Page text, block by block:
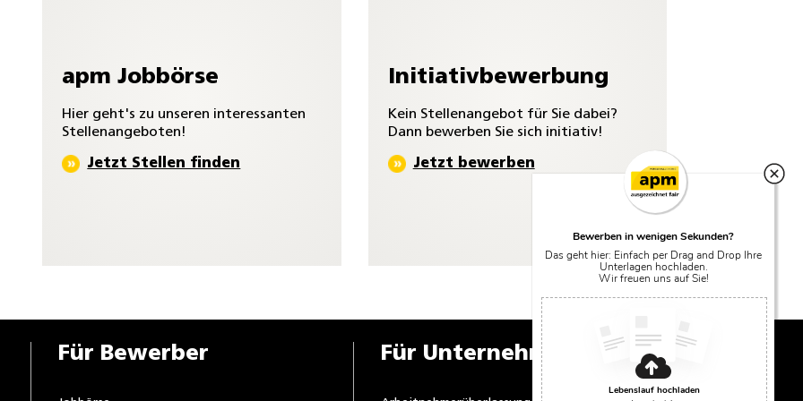
apm Jobbörse
Hier geht's zu unseren interessanten
Stellenangeboten!
Jetzt Stellen finden
Initiativbewerbung
Kein Stellenangebot für Sie dabei?
Dann bewerben Sie sich initiativ!
Jetzt bewerben
Für Bewerber Für Unternehmen
Bewerben in wenigen Sekunden?
Das geht hier: Einfach per Drag and Drop Ihre
Unterlagen hochladen.
Wir freuen uns auf Sie!
Lebenslauf hochladen